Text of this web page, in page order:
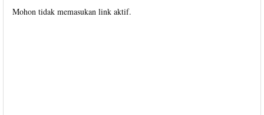
Mohon tidak memasukan link aktif.